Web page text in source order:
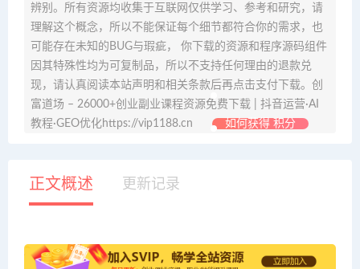
辨别。所有资源均收集于互联网仅供学习、参考和研究，请
理解这个概念，所以不能保证每个细节都符合你的需求，也
可能存在未知的BUG与瑕疵， 你下载的资源和程序源码组件
因其特殊性均为可复制品，所以不支持任何理由的退款兑
现，请认真阅读本站声明和相关条款后再点击支付下载。创
富道场 – 26000+创业副业课程资源免费下载 | 抖音运营·AI
教程·GEO优化https://vip1188.cn
如何获得 积分
正文概述 更新记录